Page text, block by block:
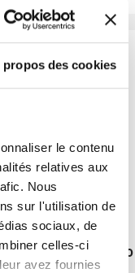
propos des cookies
le contenu
relatives aux
Nous
sur l'utilisation de
sociaux, de
celles-ci
avez fournies
DIORITE (PAIR)
€64,90